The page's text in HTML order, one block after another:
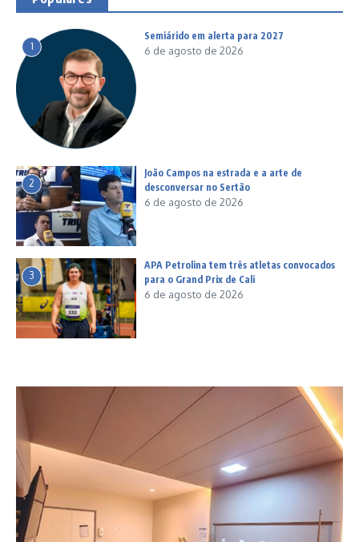
1
Semiárido em alerta para 2027
6 de agosto de 2026
2
João Campos na estrada e a arte de
desconversar no Sertão
6 de agosto de 2026
3
APA Petrolina tem três atletas convocados
para o Grand Prix de Cali
6 de agosto de 2026